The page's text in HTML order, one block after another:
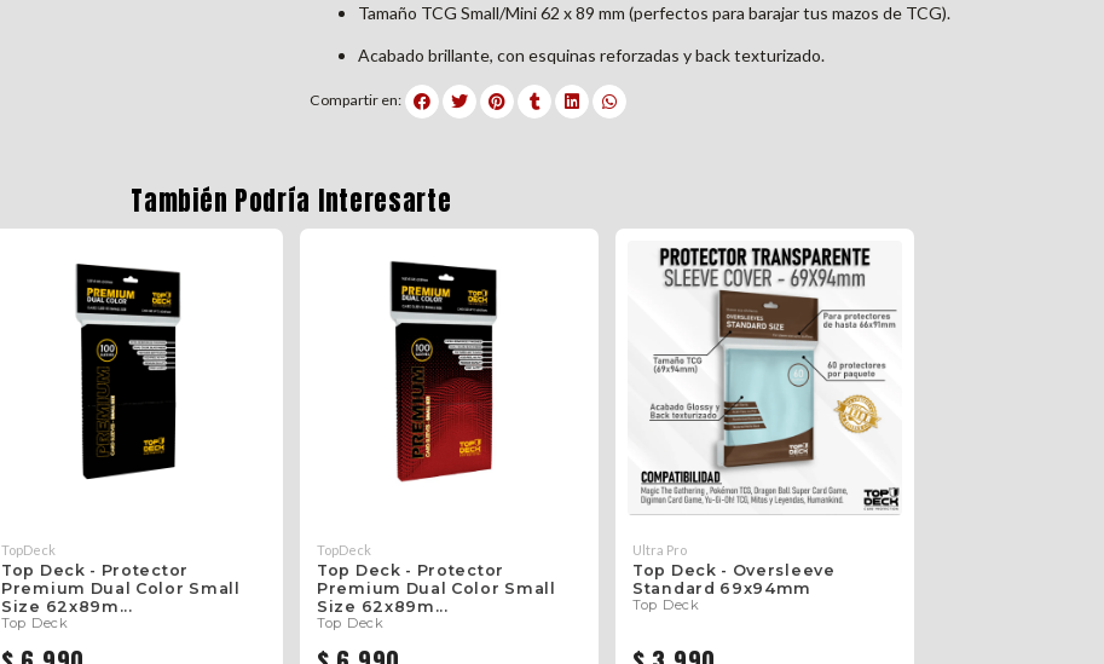
Tamaño TCG Small/Mini 62 x 89 mm (perfectos para barajar tus mazos de TCG).
Acabado brillante, con esquinas reforzadas y back texturizado.
Compartir en:
También Podría Interesarte
TopDeck
Top Deck - Protector
Premium Dual Color Small
Size 62x89m...
Top Deck
TopDeck
Top Deck - Protector
Premium Dual Color Small
Size 62x89m...
Top Deck
Ultra Pro
Top Deck - Oversleeve
Standard 69x94mm
Top Deck